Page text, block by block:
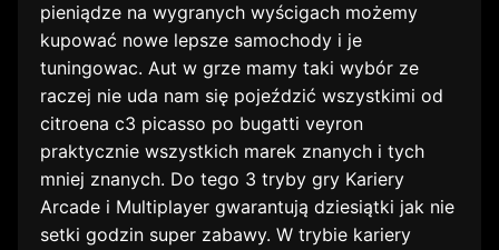
pieniądze na wygranych wyścigach możemy
kupować nowe lepsze samochody i je
tuningowac. Aut w grze mamy taki wybór ze
raczej nie uda nam się pojeździć wszystkimi od
citroena c3 picasso po bugatti veyron
praktycznie wszystkich marek znanych i tych
mniej znanych. Do tego 3 tryby gry Kariery
Arcade i Multiplayer gwarantują dziesiątki jak nie
setki godzin super zabawy. W trybie kariery